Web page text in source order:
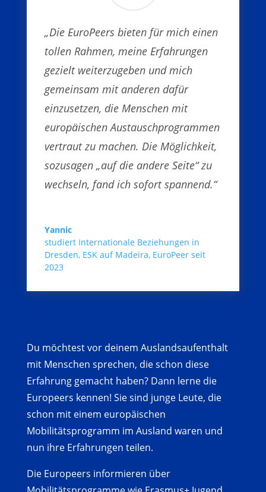
„Die EuroPeers bieten für mich einen
tollen Rahmen, meine Erfahrungen
gezielt weiterzugeben und mich
gemeinsam mit anderen dafür
einzusetzen, die Menschen mit
europäischen Austauschprogrammen
vertraut zu machen. Die Möglichkeit,
sozusagen „auf die andere Seite“ zu
wechseln, fand ich sofort spannend.“
Yannic
studiert Internationale Beziehungen in
Dresden, ESK auf Madeira, EuroPeer seit
2023
Du möchtest vor deinem Auslandsaufenthalt
mit Menschen sprechen, die schon diese
Erfahrung gemacht haben? Dann lerne die
Europeers kennen! Sie sind junge Leute, die
schon mit einem europäischen
Mobilitätsprogramm im Ausland waren und
nun ihre Erfahrungen teilen.
Die Europeers informieren über